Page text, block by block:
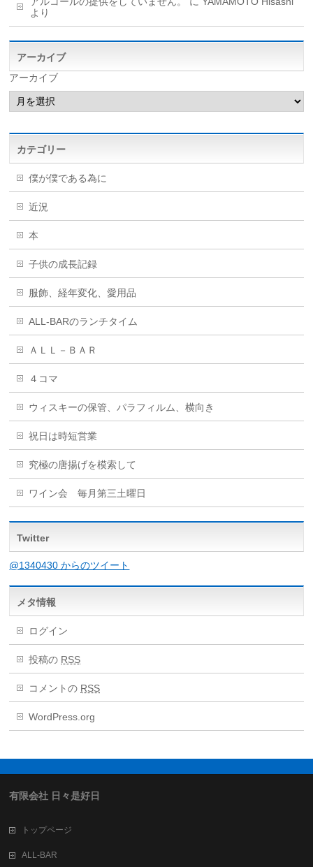
より
アーカイブ
アーカイブ
カテゴリー
僕が僕である為に
近況
本
子供の成長記録
服飾、経年変化、愛用品
ALL-BARのランチタイム
ＡＬＬ－ＢＡＲ
４コマ
ウィスキーの保管、パラフィルム、横向き
祝日は時短営業
究極の唐揚げを模索して
ワイン会 毎月第三土曜日
Twitter
@1340430 からのツイート
メタ情報
ログイン
投稿の RSS
コメントの RSS
WordPress.org
有限会社 日々是好日
トップページ
ALL-BAR